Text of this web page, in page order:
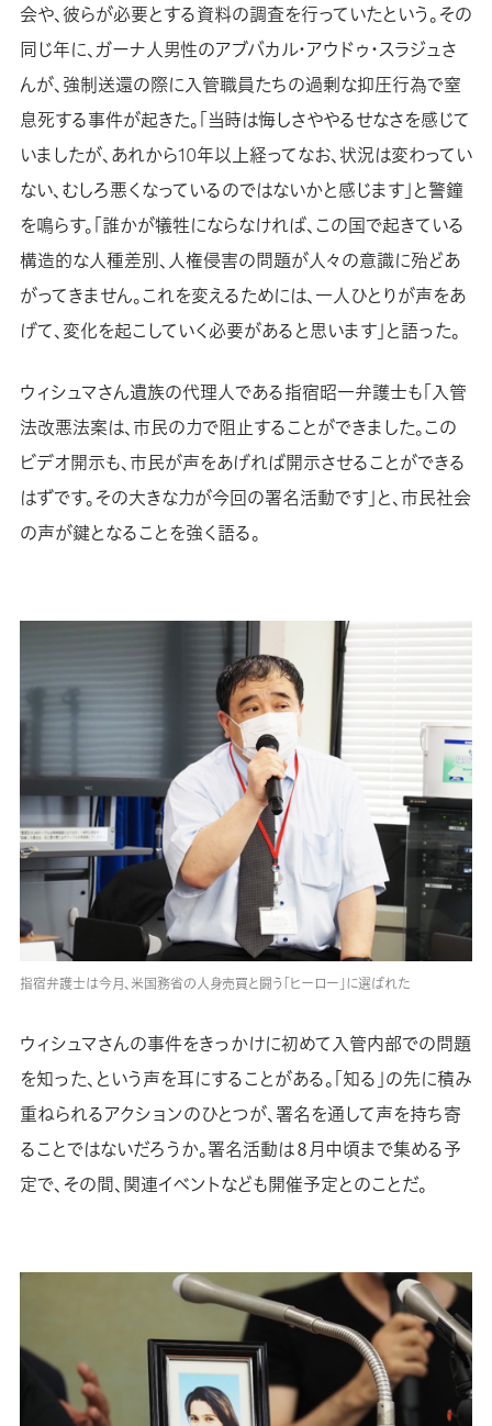
会や、彼らが必要とする資料の調査を行っていたという。その
同じ年に、ガーナ人男性のアブバカル・アウドゥ・スラジュさ
んが、強制送還の際に入管職員たちの過剰な抑圧行為で窒
息死する事件が起きた。「当時は悔しさややるせなさを感じて
いましたが、あれから10年以上経ってなお、状況は変わってい
ない、むしろ悪くなっているのではないかと感じます」と警鐘
を鳴らす。「誰かが犠牲にならなければ、この国で起きている
構造的な人種差別、人権侵害の問題が人々の意識に殆どあ
がってきません。これを変えるためには、一人ひとりが声をあ
げて、変化を起こしていく必要があると思います」と語った。
ウィシュマさん遺族の代理人である指宿昭一弁護士も「入管
法改悪法案は、市民の力で阻止することができました。この
ビデオ開示も、市民が声をあげれば開示させることができる
はずです。その大きな力が今回の署名活動です」と、市民社会
の声が鍵となることを強く語る。
指宿弁護士は今月、米国務省の人身売買と闘う「ヒーロー」に選ばれた
ウィシュマさんの事件をきっかけに初めて入管内部での問題
を知った、という声を耳にすることがある。「知る」の先に積み
重ねられるアクションのひとつが、署名を通して声を持ち寄
ることではないだろうか。署名活動は８月中頃まで集める予
定で、その間、関連イベントなども開催予定とのことだ。